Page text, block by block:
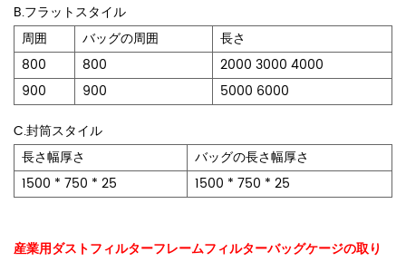
B.フラットスタイル
周囲
バッグの周囲
長さ
800
800
2000 3000 4000
900
900
5000 6000
C.封筒スタイル
長さ幅厚さ
バッグの長さ幅厚さ
1500 * 750 * 25
1500 * 750 * 25
産業用ダストフィルターフレームフィルターバッグケージの取り